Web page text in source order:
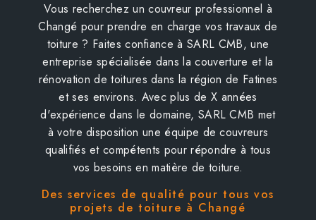
Vous recherchez un couvreur professionnel à
Changé pour prendre en charge vos travaux de
toiture ? Faites confiance à SARL CMB, une
entreprise spécialisée dans la couverture et la
rénovation de toitures dans la région de Fatines
et ses environs. Avec plus de X années
d'expérience dans le domaine, SARL CMB met
à votre disposition une équipe de couvreurs
qualifiés et compétents pour répondre à tous
vos besoins en matière de toiture.
Des services de qualité pour tous vos
projets de toiture à Changé